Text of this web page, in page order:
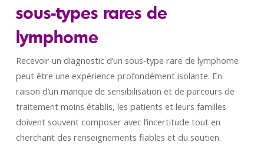
sous‑types rares de
lymphome
Recevoir un diagnostic d’un sous‑type rare de lymphome
peut être une expérience profondément isolante. En
raison d’un manque de sensibilisation et de parcours de
traitement moins établis, les patients et leurs familles
doivent souvent composer avec l’incertitude tout en
cherchant des renseignements fiables et du soutien.